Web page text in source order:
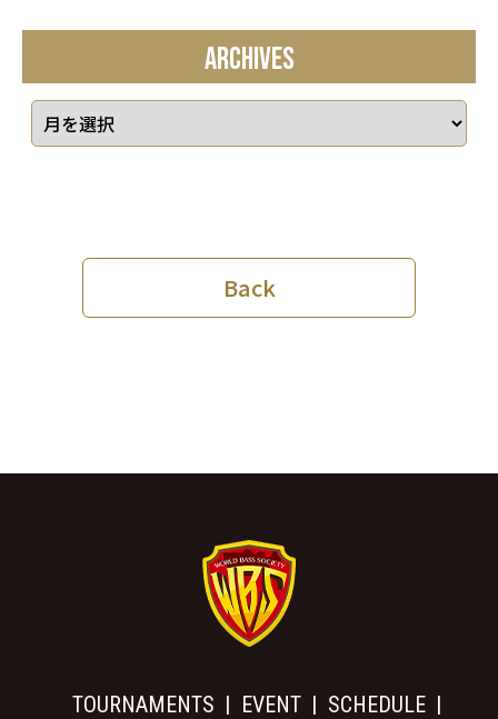
ARCHIVES
Back
TOURNAMENTS EVENT SCHEDULE